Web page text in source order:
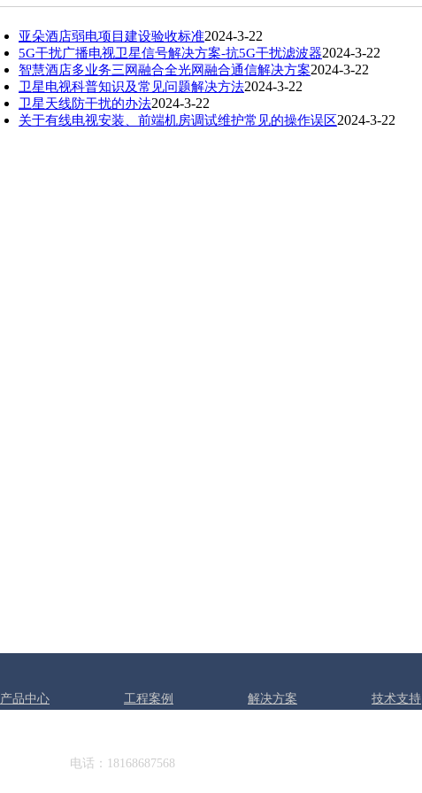
亚朵酒店弱电项目建设验收标准2024-3-22
5G干扰广播电视卫星信号解决方案-抗5G干扰滤波器2024-3-22
智慧酒店多业务三网融合全光网融合通信解决方案2024-3-22
卫星电视科普知识及常见问题解决方法2024-3-22
卫星天线防干扰的办法2024-3-22
关于有线电视安装、前端机房调试维护常见的操作误区2024-3-22
电话：18168687568
产品中心 工程案例 解决方案 技术支持